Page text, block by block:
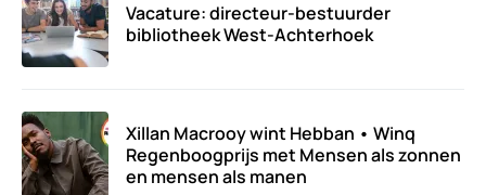
Vacature: directeur-bestuurder
bibliotheek West-Achterhoek
Xillan Macrooy wint Hebban • Winq
Regenboogprijs met Mensen als zonnen
en mensen als manen